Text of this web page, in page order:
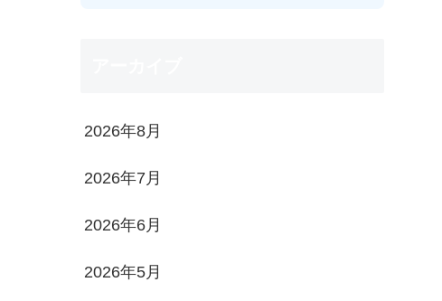
2026年8月
2026年7月
2026年6月
2026年5月